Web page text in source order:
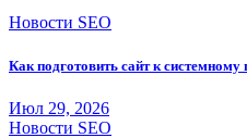
Новости SEO
Как подготовить сайт к
Июл 29, 2026
Новости SEO